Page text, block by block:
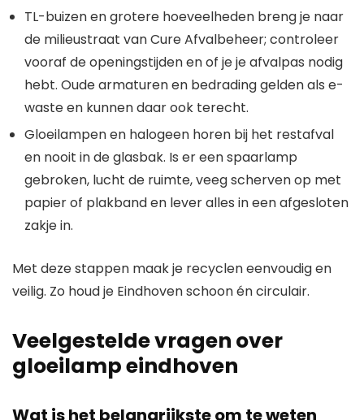
TL-buizen en grotere hoeveelheden breng je naar
de milieustraat van Cure Afvalbeheer; controleer
vooraf de openingstijden en of je je afvalpas nodig
hebt. Oude armaturen en bedrading gelden als e-
waste en kunnen daar ook terecht.
Gloeilampen en halogeen horen bij het restafval
en nooit in de glasbak. Is er een spaarlamp
gebroken, lucht de ruimte, veeg scherven op met
papier of plakband en lever alles in een afgesloten
zakje in.
Met deze stappen maak je recyclen eenvoudig en
veilig. Zo houd je Eindhoven schoon én circulair.
Veelgestelde vragen over
gloeilamp eindhoven
Wat is het belangrijkste om te weten